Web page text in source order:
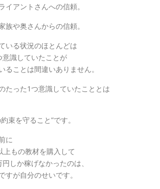
イアントさんへの信頼。
族や奥さんからの信頼。
いる状況のほとんどは
意識していたことが
ることは間違いありません。
たった1つ意識していたこととは
束を守ること”です。
に
上もの教材を購入して
しか稼げなかったのは、
すが自分のせいです。